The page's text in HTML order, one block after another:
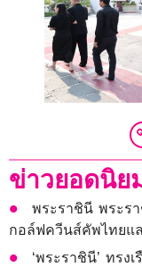
ข่าวยอดนิย
พระราชินี พระร
กอล์ฟควีนส์คัพไทยแ
‘พระราชินี’ ทรง